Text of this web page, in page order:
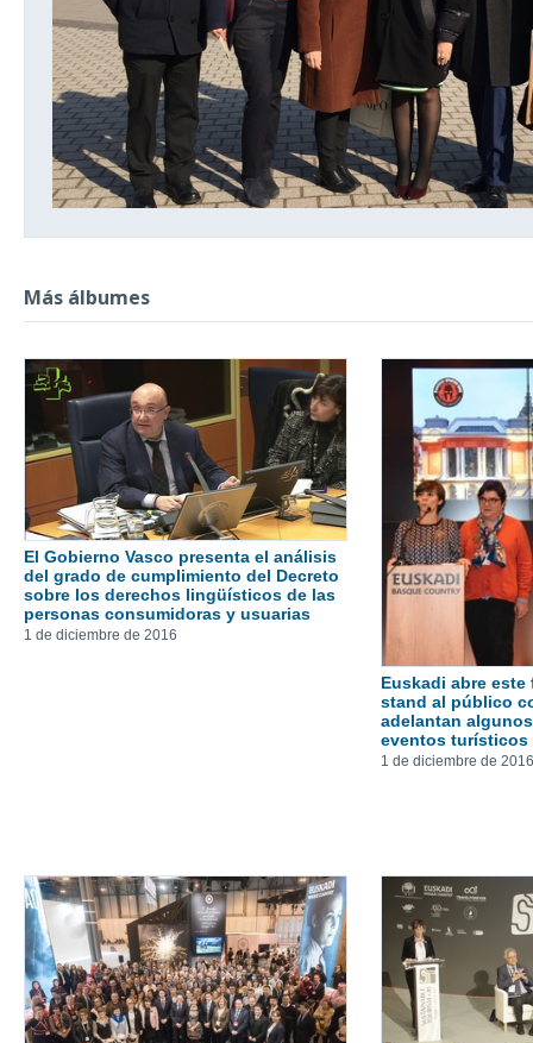
Más álbumes
El Gobierno Vasco presenta el análisis
del grado de cumplimiento del Decreto
sobre los derechos lingüísticos de las
personas consumidoras y usuarias
1 de diciembre de 2016
Euskadi abre
stand al público
adelantan
eventos turísticos
1 de diciembre de 2016